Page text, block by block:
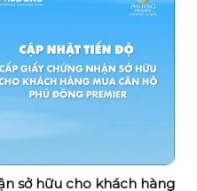
sở hữu cho khách hàng